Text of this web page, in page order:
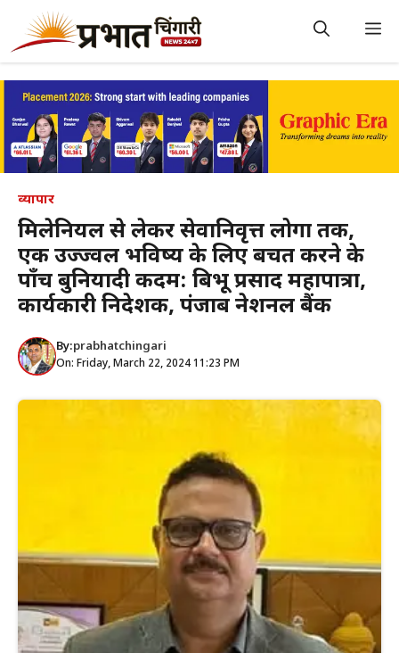
content
व्यापार
मिलेनियल से लेकर सेवानिवृत्त लोगों तक,
एक उज्ज्वल भविष्य के लिए बचत करने के
पाँच बुनियादी कदम: बिभू प्रसाद महापात्रा,
कार्यकारी निदेशक, पंजाब नेशनल बैंक
By:prabhatchingari
On: Friday, March 22, 2024 11:23 PM